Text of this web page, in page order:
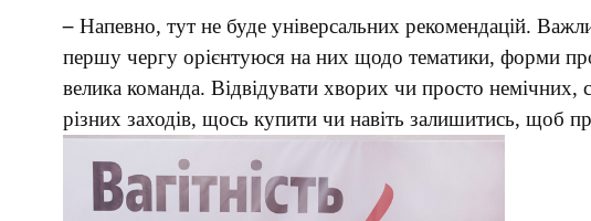
– Напевно, тут не буде універсальних рекомендацій.
першу чергу орієнтуюся на них щодо тематики, форми
велика команда. Відвідувати хворих чи просто
різних заходів, щось купити чи навіть залишитись, щоб